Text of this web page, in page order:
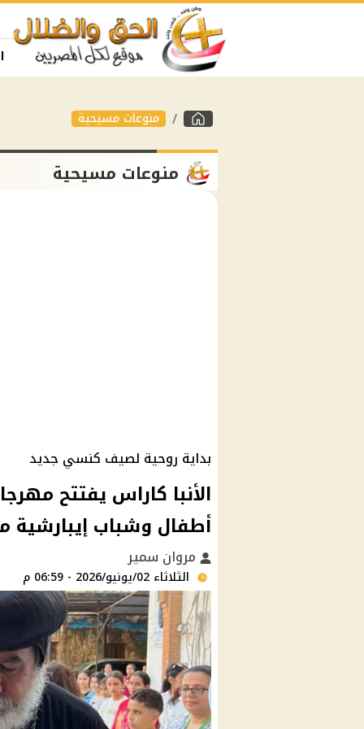
منوعات مسيحية
منوعات مسيحية
بداية روحية لصيف كنسي جديد
أطفال وشباب إيبارشية
مروان سمير
الثلاثاء 02/يونيو/2026 - 06:59 م